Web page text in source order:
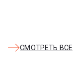
СМОТРЕТЬ ВСЕ